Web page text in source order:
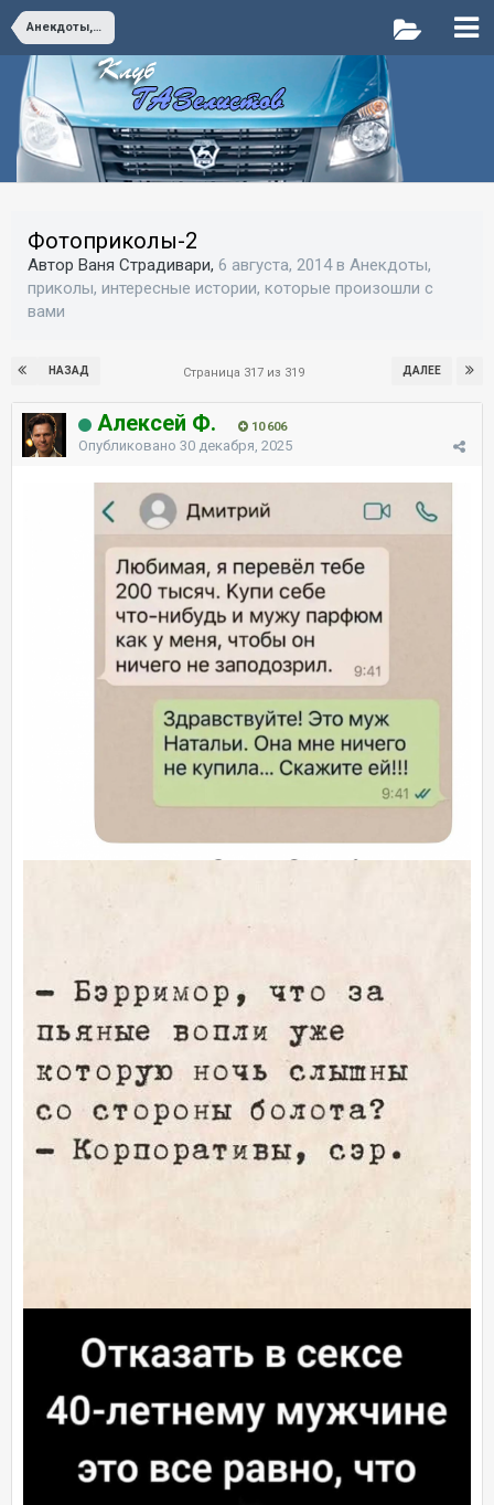
Анекдоты, приколы, интересные истории, которые произошли с вами
Фотоприколы-2
Автор Ваня Страдивари, 6 августа, 2014в Анекдоты,
приколы, интересные истории, которые произошли с
вами
НАЗАД ДАЛЕЕ
Страница 317 из 319
Алексей Ф. 10 606
Опубликовано 30 декабря, 2025